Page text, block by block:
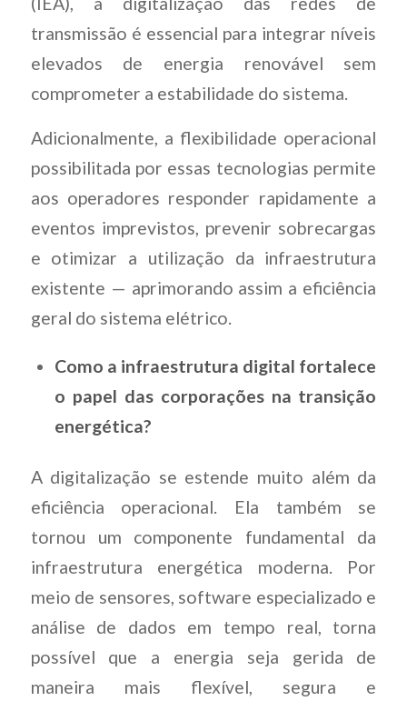
transmissão é essencial para integrar níveis
elevados de energia renovável sem
comprometer a estabilidade do sistema.
Adicionalmente, a flexibilidade operacional
possibilitada por essas tecnologias permite
aos operadores responder rapidamente a
eventos imprevistos, prevenir sobrecargas
e otimizar a utilização da infraestrutura
existente — aprimorando assim a eficiência
geral do sistema elétrico.
Como a infraestrutura digital fortalece
o papel das corporações na transição
energética?
A digitalização se estende muito além da
eficiência operacional. Ela também se
tornou um componente fundamental da
infraestrutura energética moderna. Por
meio de sensores, software especializado e
análise de dados em tempo real, torna
possível que a energia seja gerida de
maneira mais flexível, segura e